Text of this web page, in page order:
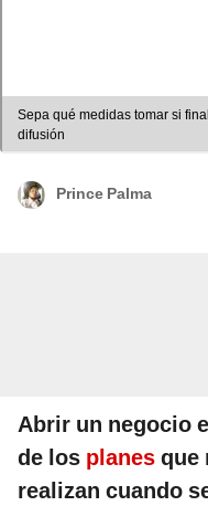
Sepa qué medidas tomar si
difusión
Prince Palma
Abrir un negocio
de los planes que
realizan cuando